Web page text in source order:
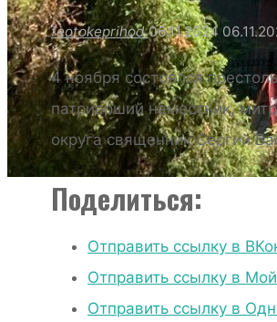
feotokeprihod 06.11.2024
4 ноября состоялся
патриарший наместник,
округа священник Сергий
Поделиться:
Отправить ссылку в
Отправить ссылку в
Отправить ссылку в